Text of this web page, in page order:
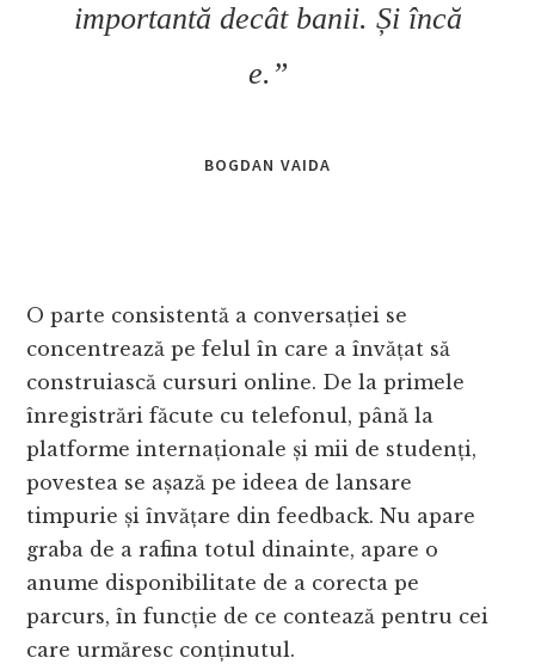
importantă decât banii. Și încă
e.”
BOGDAN VAIDA
O parte consistentă a conversației se
concentrează pe felul în care a învățat să
construiască cursuri online. De la primele
înregistrări făcute cu telefonul, până la
platforme internaționale și mii de studenți,
povestea se așază pe ideea de lansare
timpurie și învățare din feedback. Nu apare
graba de a rafina totul dinainte, apare o
anume disponibilitate de a corecta pe
parcurs, în funcție de ce contează pentru cei
care urmăresc conținutul.